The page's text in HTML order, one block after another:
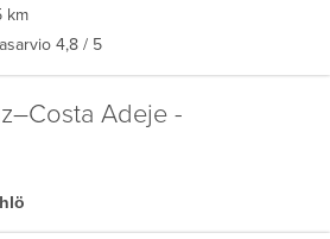
km
4,8 / 5
Adeje -